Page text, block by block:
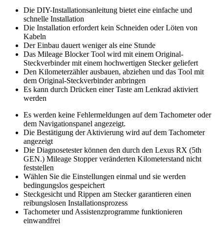
Die DIY-Installationsanleitung bietet eine einfache und
schnelle Installation
Die Installation erfordert kein Schneiden oder Löten von
Kabeln
Der Einbau dauert weniger als eine Stunde
Das Mileage Blocker Tool wird mit einem Original-
Steckverbinder mit einem hochwertigen Stecker geliefert
Den Kilometerzähler ausbauen, abziehen und das Tool mit
dem Original-Steckverbinder anbringen
Es kann durch Drücken einer Taste am Lenkrad aktiviert
werden
Es werden keine Fehlermeldungen auf dem Tachometer oder
dem Navigationspanel angezeigt.
Die Bestätigung der Aktivierung wird auf dem Tachometer
angezeigt
Die Diagnosetester können den durch den Lexus RX (5th
GEN.) Mileage Stopper veränderten Kilometerstand nicht
feststellen
Wählen Sie die Einstellungen einmal und sie werden
bedingungslos gespeichert
Steckgesicht und Rippen am Stecker garantieren einen
reibungslosen Installationsprozess
Tachometer und Assistenzprogramme funktionieren
einwandfrei